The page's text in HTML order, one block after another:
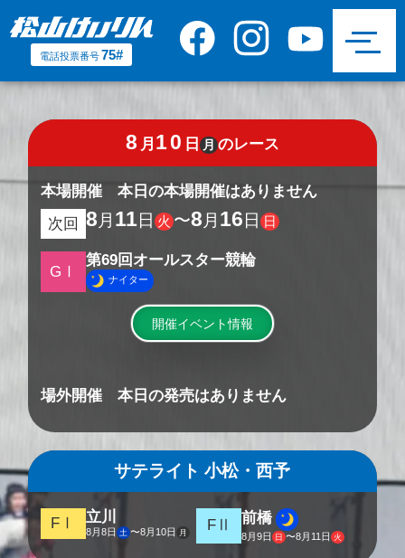
電話投票番号 75#
8 月 10 日 月 のレース
本場開催 本日の本場開催はありません
次回 8 月 11日 火 〜8 月 16日 日
GⅠ
第69回オールスター競輪
ナイター
開催イベント情報
場外開催 本日の発売はありません
サテライト 小松・西予
FⅠ 立川
8月8日 土 〜8月 10日 月 FⅡ 前橋
8月9日 日 〜8月 11 日 火